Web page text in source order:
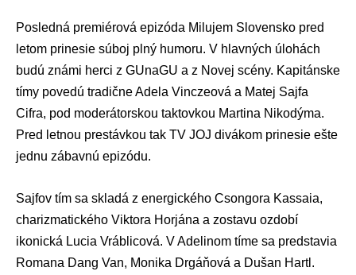
Posledná premiérová epizóda Milujem Slovensko pred
letom prinesie súboj plný humoru. V hlavných úlohách
budú známi herci z GUnaGU a z Novej scény. Kapitánske
tímy povedú tradičneAdela Vinczeová a Matej Sajfa
Cifra, pod moderátorskou taktovkou Martina Nikodýma.
Pred letnou prestávkou tak TV JOJ divákom prinesie ešte
jednu zábavnú epizódu.
Sajfov tím sa skladá z energického Csongora Kassaia,
charizmatického Viktora Horjána a zostavu ozdobí
ikonická Lucia Vráblicová. V Adelinom tíme sa predstavia
Romana Dang Van, Monika Drgáňová a Dušan Hartl.